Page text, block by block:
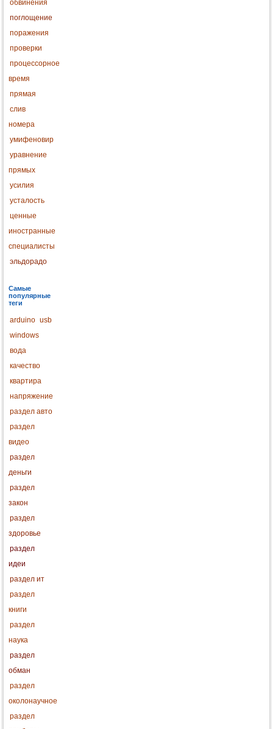
обвинения
поглощение
поражения
проверки
процессорное
время
прямая
слив
номера
умифеновир
уравнение
прямых
усилия
усталость
ценные
иностранные
специалисты
эльдорадо
Самые
популярные
теги
arduino usb
windows
вода
качество
квартира
напряжение
раздел авто
раздел
видео
раздел
деньги
раздел
закон
раздел
здоровье
раздел
идеи
раздел ит
раздел
книги
раздел
наука
раздел
обман
раздел
околонаучное
раздел